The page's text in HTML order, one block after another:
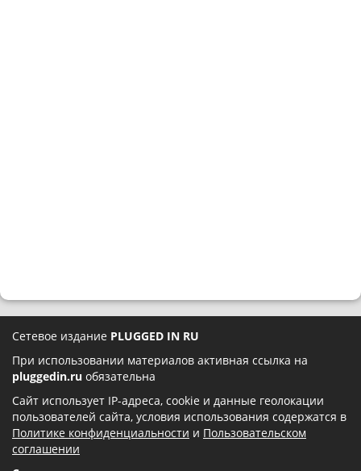
Сетевое издание PLUGGED IN RU
При использовании материалов активная ссылка на
pluggedin.ru обязательна
Сайт использует IP-адреса, cookie и данные геолокации
пользователей сайта, условия использования содержатся в
Политике конфиденциальности и Пользовательском
соглашении